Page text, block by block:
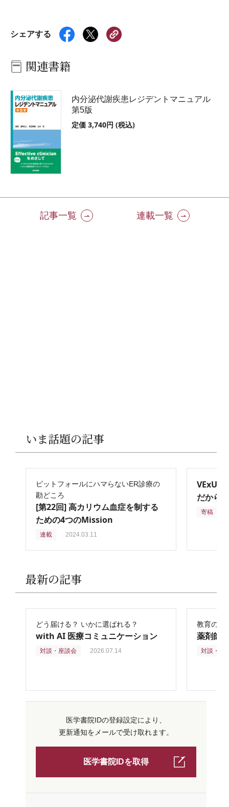
シェアする
関連書籍
内分泌代謝疾患レジデントマニュアル
第5版
定価 3,740円 (税込)
記事一覧 連載一覧
いま話題の記事
ピットフォールにハマらないER診療の
勘どころ
[第22回] 高カリウム血症を制する
ための4つのMission
連載 2024.03.11
VExUS
だから
寄稿
最新の記事
どう届ける？ いかに選ばれる？
with AI 医療コミュニケーション
対談・座談会 2026.07.14
教育の再
薬剤師
対談・座
医学書院IDの登録設定により、
更新通知をメールで受け取れます。
医学書院IDを取得